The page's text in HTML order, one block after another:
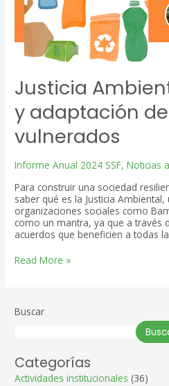
Justicia
y adaptación
vulnerados
Informe Anual 2024 SSF,Noticias
Para construir una sociedad
saber qué es la Justicia
organizaciones sociales como
como un mantra, ya que a través
acuerdos que beneficien a todas
Justicia
adaptación
de
Read More »
Buscar
Categorías
Actividades institucionales (36)